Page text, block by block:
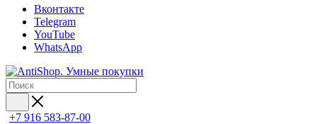
Вконтакте
Telegram
YouTube
WhatsApp
+7 916 583-87-00